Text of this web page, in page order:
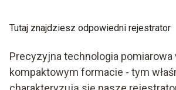
Tutaj znajdziesz odpowiedni rejestrator
Precyzyjna technologia pomiarowa
kompaktowym formacie - tym